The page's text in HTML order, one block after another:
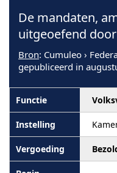
De mandaten,
uitgeoefend
Bron: Cumuleo ›
gepubliceerd in